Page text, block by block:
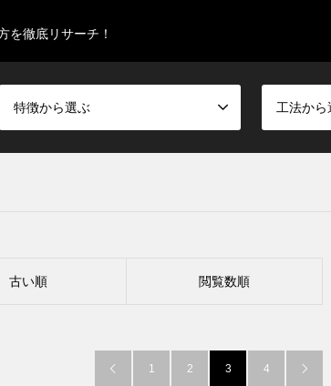
を徹底リサーチ！
特徴から選ぶ 工法から
古い順 閲覧数順
 1 2 3 4 